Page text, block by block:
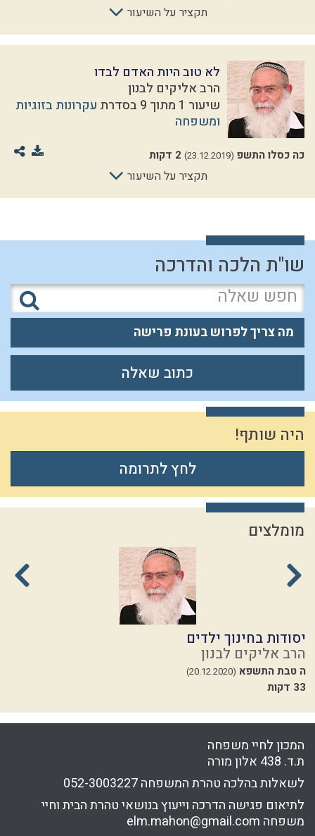
תקציר על השיעור
לא טוב היות האדם לבדו
הרב אליקים לבנון
שיעור 1 מתוך 9 בסדרת
עקרונות בזוגיות
ומשפחה
כה כסלו התשפ (23.12.2019) 2 דקות
תקציר על השיעור
שו"ת הלכה והדרכה
מה צריך לפרוש בעונת פרישה
כתוב שאלה
היה שותף!
לחץ לתרומה
מומלצים
יסודות בחינוך ילדים
הרב אליקים לבנון
ה טבת התשפא (20.12.2020)
33 דקות
המכון לחיי משפחה
ת.ד. 438 אלון מורה
לשאלות בהלכה טהרת המשפחה052-3003227
לתיאום פגישה הדרכה וייעוץ בנושאי טהרת הבית וחיי
משפחה elm.mahon@gmail.com